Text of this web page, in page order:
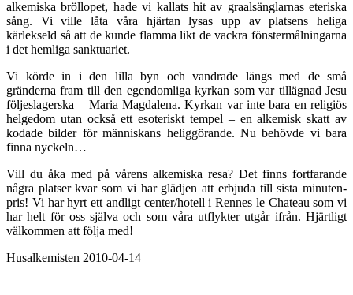
alkemiska bröllopet, hade vi kallats hit av graalsänglarnas eteriska
sång. Vi ville låta våra hjärtan lysas upp av platsens heliga
kärlekseld så att de kunde flamma likt de vackra fönstermålningarna
i det hemliga sanktuariet.
Vi körde in i den lilla byn och vandrade längs med de små
gränderna fram till den egendomliga kyrkan som var tillägnad Jesu
följeslagerska – Maria Magdalena. Kyrkan var inte bara en religiös
helgedom utan också ett esoteriskt tempel – en alkemisk skatt av
kodade bilder för människans heliggörande. Nu behövde vi bara
finna nyckeln…
Vill du åka med på vårens alkemiska resa? Det finns fortfarande
några platser kvar som vi har glädjen att erbjuda till sista minuten-
pris! Vi har hyrt ett andligt center/hotell i Rennes le Chateau som vi
har helt för oss själva och som våra utflykter utgår ifrån. Hjärtligt
välkommen att följa med!
Husalkemisten 2010-04-14